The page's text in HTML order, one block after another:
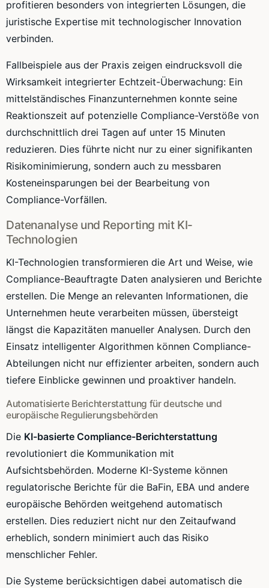
profitieren besonders von integrierten Lösungen, die
juristische Expertise mit technologischer Innovation
verbinden.
Fallbeispiele aus der Praxis zeigen eindrucksvoll die
Wirksamkeit integrierter Echtzeit-Überwachung: Ein
mittelständisches Finanzunternehmen konnte seine
Reaktionszeit auf potenzielle Compliance-Verstöße von
durchschnittlich drei Tagen auf unter 15 Minuten
reduzieren. Dies führte nicht nur zu einer signifikanten
Risikominimierung, sondern auch zu messbaren
Kosteneinsparungen bei der Bearbeitung von
Compliance-Vorfällen.
Datenanalyse und Reporting mit KI-
Technologien
KI-Technologien transformieren die Art und Weise, wie
Compliance-Beauftragte Daten analysieren und Berichte
erstellen. Die Menge an relevanten Informationen, die
Unternehmen heute verarbeiten müssen, übersteigt
längst die Kapazitäten manueller Analysen. Durch den
Einsatz intelligenter Algorithmen können Compliance-
Abteilungen nicht nur effizienter arbeiten, sondern auch
tiefere Einblicke gewinnen und proaktiver handeln.
Automatisierte Berichterstattung für deutsche und
europäische Regulierungsbehörden
Die KI-basierte Compliance-Berichterstattung
revolutioniert die Kommunikation mit
Aufsichtsbehörden. Moderne KI-Systeme können
regulatorische Berichte für die BaFin, EBA und andere
europäische Behörden weitgehend automatisch
erstellen. Dies reduziert nicht nur den Zeitaufwand
erheblich, sondern minimiert auch das Risiko
menschlicher Fehler.
Die Systeme berücksichtigen dabei automatisch die